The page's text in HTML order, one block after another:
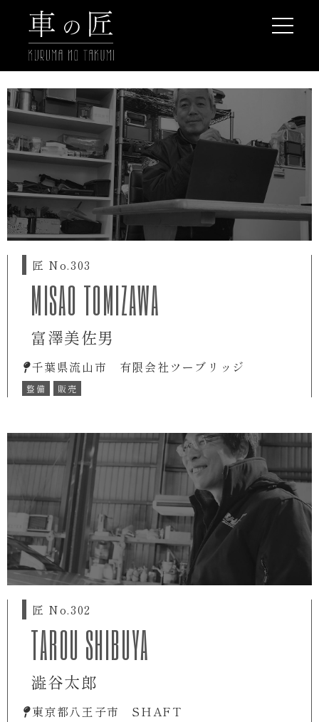
新たな匠
匠 No.303
MISAO TOMIZAWA
富澤美佐男
千葉県流山市 有限会社ツーブリッジ
整備 販売
匠 No.302
TAROU SHIBUYA
澁谷太郎
東京都八王子市 SHAFT